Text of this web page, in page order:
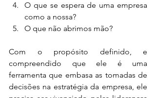
O que se espera de uma empresa
como a nossa?
O que não abrimos mão?
Com o propósito definido, e
compreendido que ele é uma
ferramenta que embasa as tomadas de
decisões na estratégia da empresa, ele